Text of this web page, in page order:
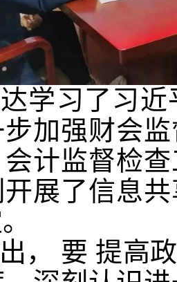
学习了习
加强财会
计监督检
展了信息
，
要 提高